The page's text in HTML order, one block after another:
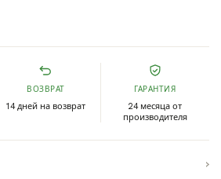
ВОЗВРАТ
14 дней на возврат
ГАРАНТИЯ
24 месяца от
производителя
›